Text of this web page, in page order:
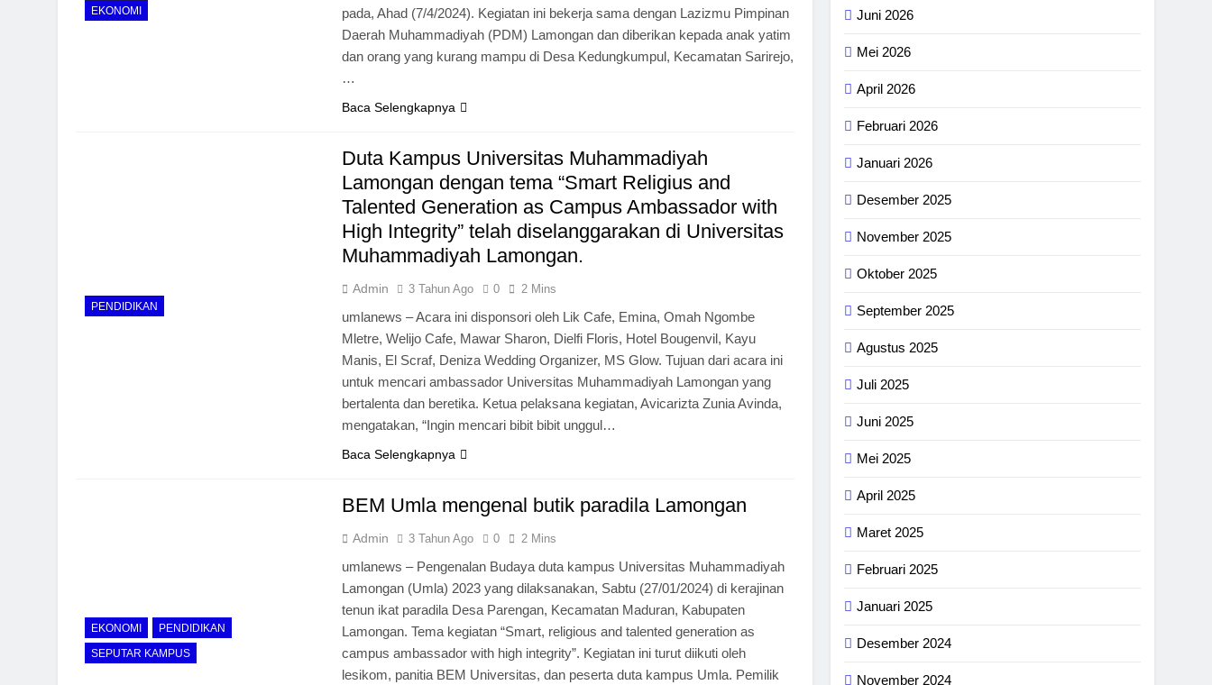
EKONOMI
pada, Ahad (7/4/2024). Kegiatan ini bekerja sama dengan Lazizmu Pimpinan
Daerah Muhammadiyah (PDM) Lamongan dan diberikan kepada anak yatim
dan orang yang kurang mampu di Desa Kedungkumpul, Kecamatan Sarirejo,
…
Baca Selengkapnya
PENDIDIKAN
Duta Kampus Universitas Muhammadiyah
Lamongan dengan tema “Smart Religius and
Talented Generation as Campus Ambassador with
High Integrity” telah diselanggarakan di Universitas
Muhammadiyah Lamongan.
Admin 3 Tahun Ago 0 2 Mins
umlanews – Acara ini disponsori oleh Lik Cafe, Emina, Omah Ngombe
Mletre, Welijo Cafe, Mawar Sharon, Dielfi Floris, Hotel Bougenvil, Kayu
Manis, El Scraf, Deniza Wedding Organizer, MS Glow. Tujuan dari acara ini
untuk mencari ambassador Universitas Muhammadiyah Lamongan yang
bertalenta dan beretika. Ketua pelaksana kegiatan, Avicarizta Zunia Avinda,
mengatakan, “Ingin mencari bibit bibit unggul…
Baca Selengkapnya
EKONOMI
PENDIDIKAN
SEPUTAR KAMPUS
BEM Umla mengenal butik paradila Lamongan
Admin 3 Tahun Ago 0 2 Mins
umlanews – Pengenalan Budaya duta kampus Universitas Muhammadiyah
Lamongan (Umla) 2023 yang dilaksanakan, Sabtu (27/01/2024) di kerajinan
tenun ikat paradila Desa Parengan, Kecamatan Maduran, Kabupaten
Lamongan. Tema kegiatan “Smart, religious and talented generation as
campus ambassador with high integrity”. Kegiatan ini turut diikuti oleh
lesikom, panitia BEM Universitas, dan peserta duta kampus Umla. Pemilik
Juni 2026
Mei 2026
April 2026
Februari 2026
Januari 2026
Desember 2025
November 2025
Oktober 2025
September 2025
Agustus 2025
Juli 2025
Juni 2025
Mei 2025
April 2025
Maret 2025
Februari 2025
Januari 2025
Desember 2024
November 2024